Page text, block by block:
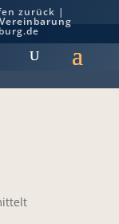
zurück |